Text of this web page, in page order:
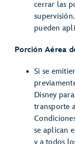
cerrar las
pueden
Porción Aérea
Si se
Disney
transporte
se aplican